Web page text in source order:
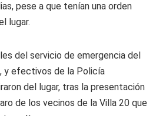
pese a que tenían una orden
lugar.
del servicio de emergencia del
y efectivos de la Policía
del lugar, tras la presentación
de los vecinos de la Villa 20 que